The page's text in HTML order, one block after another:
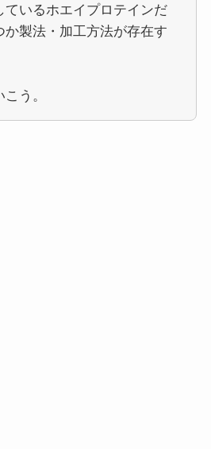
ているホエイプロテインだ
か製法・加工方法が存在す
う。